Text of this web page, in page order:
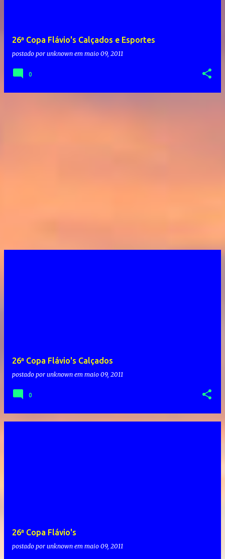
26ª Copa Flávio's Calçados e Esportes
postado por unknown em maio 09, 2011
0
26ª Copa Flávio's Calçados
postado por unknown em maio 09, 2011
0
26ª Copa Flávio's
postado por unknown em maio 09, 2011